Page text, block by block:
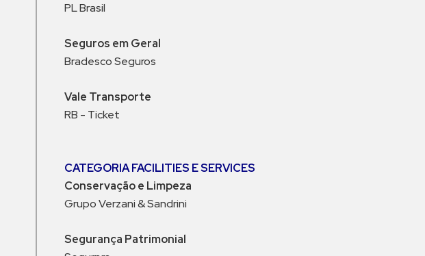
PL Brasil
Seguros em Geral
Bradesco Seguros
Vale Transporte
RB - Ticket
CATEGORIA FACILITIES E SERVICES
Conservação e Limpeza
Grupo Verzani & Sandrini
Segurança Patrimonial